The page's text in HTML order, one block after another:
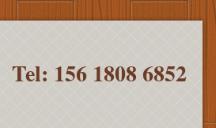
Tel: 156 1808 6852